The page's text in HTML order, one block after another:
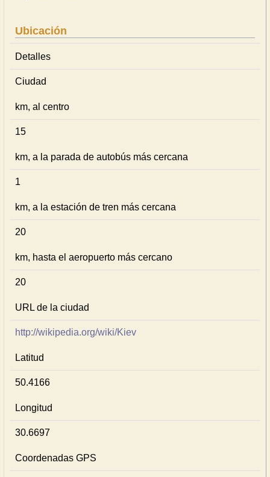
Ubicación
Detalles
Ciudad
km, al centro
15
km, a la parada de autobús más cercana
1
km, a la estación de tren más cercana
20
km, hasta el aeropuerto más cercano
20
URL de la ciudad
http://wikipedia.org/wiki/Kiev
Latitud
50.4166
Longitud
30.6697
Coordenadas GPS